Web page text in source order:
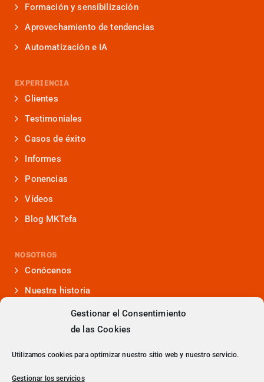
Gestionar el Consentimiento
de las Cookies
Utilizamos cookies para optimizar nuestro sitio web y nuestro servicio.
Gestionar los servicios
Formación y sensibilización
Aprovechamiento de tendencias
Automatización e IA
EXPERIENCIA
Clientes
Testimoniales
Casos de éxito
Informes
Ponencias
Vídeos
Blog MKTefa
NOSOTROS
Conócenos
Nuestra historia
Iniciativas que lideramos
Noticias y eventos
Presencia en medios